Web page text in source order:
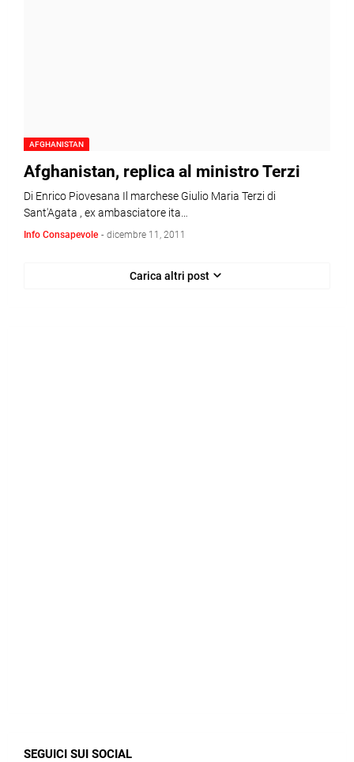
AFGHANISTAN
Afghanistan, replica al ministro Terzi
Di Enrico Piovesana Il marchese Giulio Maria Terzi di
Sant'Agata , ex ambasciatore ita…
Info Consapevole - dicembre 11, 2011
Carica altri post
SEGUICI SUI SOCIAL